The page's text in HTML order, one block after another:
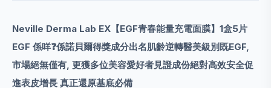
Neville Derma Lab EX【EGF青春能量充電面膜】1盒5片
EGF 係咩❓係諾貝爾得獎成分出名肌齡逆轉醫美級別既EGF,
市場絕無僅有, 更獲多位美容愛好者見證成份絕對高效安全促
進表皮增長 真正還原基底必備